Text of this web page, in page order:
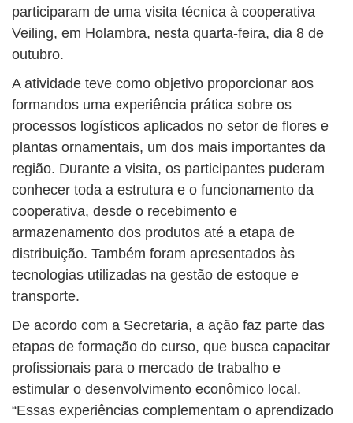
participaram de uma visita técnica à cooperativa
Veiling, em Holambra, nesta quarta-feira, dia 8 de
outubro.
A atividade teve como objetivo proporcionar aos
formandos uma experiência prática sobre os
processos logísticos aplicados no setor de flores e
plantas ornamentais, um dos mais importantes da
região. Durante a visita, os participantes puderam
conhecer toda a estrutura e o funcionamento da
cooperativa, desde o recebimento e
armazenamento dos produtos até a etapa de
distribuição. Também foram apresentados às
tecnologias utilizadas na gestão de estoque e
transporte.
De acordo com a Secretaria, a ação faz parte das
etapas de formação do curso, que busca capacitar
profissionais para o mercado de trabalho e
estimular o desenvolvimento econômico local.
“Essas experiências complementam o aprendizado